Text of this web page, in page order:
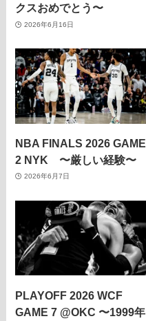
クスおめでとう〜
2026年6月16日
NBA FINALS 2026 GAME
2 NYK 〜厳しい経験〜
2026年6月7日
PLAYOFF 2026 WCF
GAME 7 @OKC 〜1999年